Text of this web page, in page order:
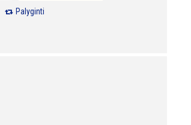
Palyginti